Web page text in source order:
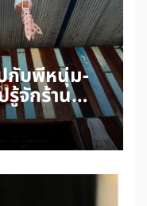
กับพี่หนุ่ม-
จักร้าน
สวนเกษตร
มุทรสงคราม